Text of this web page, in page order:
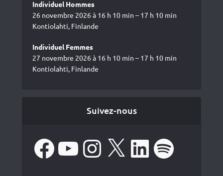
Individuel Hommes
26 novembre 2026 à 16 h 10 min – 17 h 10 min
Kontiolahti, Finlande
Individuel Femmes
27 novembre 2026 à 16 h 10 min – 17 h 10 min
Kontiolahti, Finlande
Suivez-nous
Facebook Instagram LinkedIn Spotify